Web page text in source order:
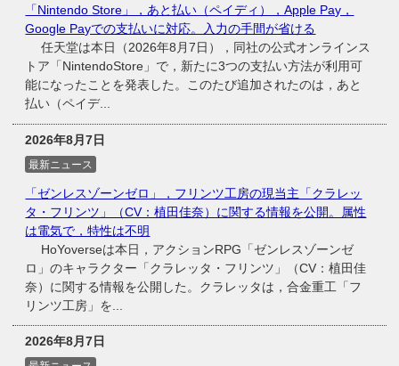
「Nintendo Store」，あと払い（ペイディ），Apple Pay，
Google Payでの支払いに対応。入力の手間が省ける
任天堂は本日（2026年8月7日），同社の公式オンラインス
トア「NintendoStore」で，新たに3つの支払い方法が利用可
能になったことを発表した。このたび追加されたのは，あと
払い（ペイデ...
2026年8月7日
最新ニュース
「ゼンレスゾーンゼロ」，フリンツ工房の現当主「クラレッ
タ・フリンツ」（CV：植田佳奈）に関する情報を公開。属性
は電気で，特性は不明
HoYoverseは本日，アクションRPG「ゼンレスゾーンゼ
ロ」のキャラクター「クラレッタ・フリンツ」（CV：植田佳
奈）に関する情報を公開した。クラレッタは，合金重工「フ
リンツ工房」を...
2026年8月7日